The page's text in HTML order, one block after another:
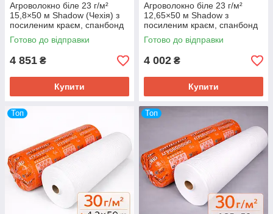
Агроволокно біле 23 г/м²
15,8×50 м Shadow (Чехія) з
посиленим краєм, спанбонд
для теплиць і укриття рослин
Готово до відправки
4 851 ₴
Купити
Агроволокно біле 23 г/м²
12,65×50 м Shadow з
посиленим краєм, спанбонд
для укриття троянд, кущів і
рослин
Готово до відправки
4 002 ₴
Купити
Топ Топ